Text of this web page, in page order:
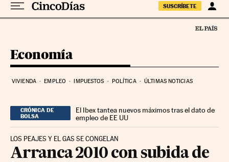
SUSCRÍBETE
Economía
VIVIENDA EMPLEO IMPUESTOS POLÍTICA ÚLTIMAS NOTICIAS
CRÓNICA DE
BOLSA
El Ibex tantea nuevos máximos tras el dato de
empleo de EE UU
LOS PEAJES Y EL GAS SE CONGELAN
Arranca 2010 con subida de